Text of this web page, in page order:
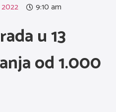
9:10 am
u 13
od 1.000